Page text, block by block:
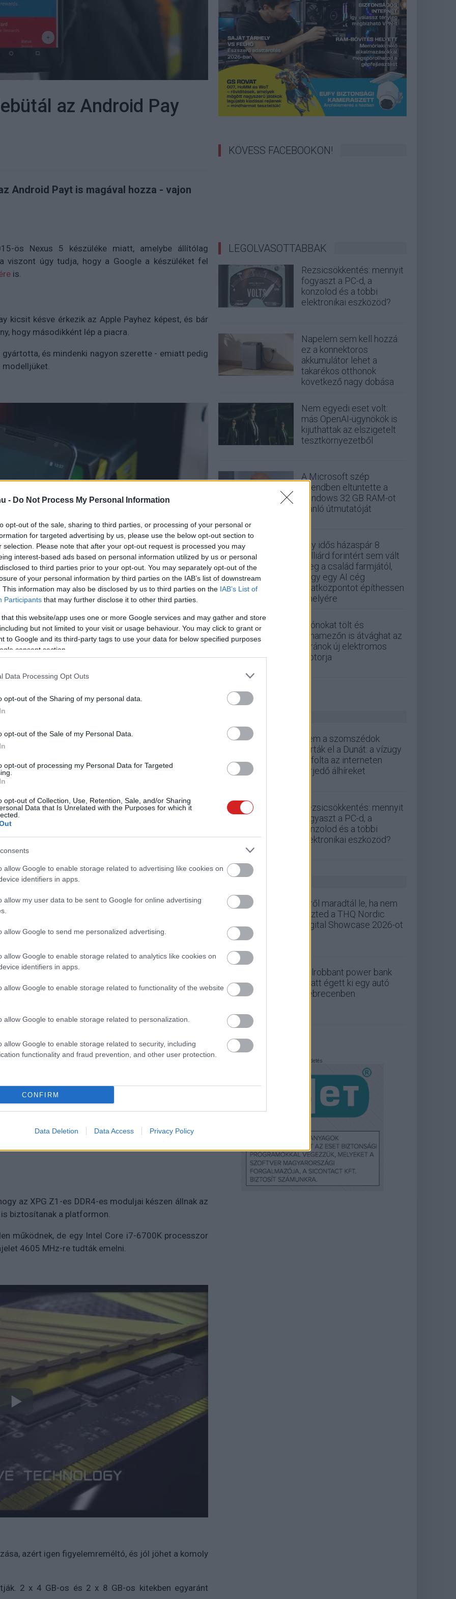
- Do Not Process My Personal Information
opt-out of the sale, sharing to third parties, or processing of your personal or
for targeted advertising by us, please use the below opt-out section to
selection. Please note that after your opt-out request is processed you may
interest-based ads based on personal information utilized by us or personal
to third parties prior to your opt-out. You may separately opt-out of the
of your personal information by third parties on the IAB’s list of downstream
This information may also be disclosed by us to third parties on the IAB’s List of
Participants that may further disclose it to other third parties.
that this website/app uses one or more Google services and may gather and store
but not limited to your visit or usage behaviour. You may click to grant or
to Google and its third-party tags to use your data for below specified purposes
consent section.
Data Processing Opt Outs
opt-out of the Sharing of my personal data.
opt-out of the Sale of my Personal Data.
opt-out of processing my Personal Data for Targeted
opt-out of Collection, Use, Retention, Sale, and/or Sharing
Data that Is Unrelated with the Purposes for which it
allow Google to enable storage related to advertising like cookies on
identifiers in apps.
allow my user data to be sent to Google for online advertising
allow Google to send me personalized advertising.
allow Google to enable storage related to analytics like cookies on
identifiers in apps.
allow Google to enable storage related to functionality of the website
allow Google to enable storage related to personalization.
allow Google to enable storage related to security, including
functionality and fraud prevention, and other user protection.
CONFIRM
Data Deletion Data Access Privacy Policy
az Android Pay
Android Payt is magával hozza - vajon
ös Nexus 5 készüléke miatt, amelybe állítólag
viszont úgy tudja, hogy a Google a készüléket fel
is.
kicsit késve érkezik az Apple Payhez képest, és bár
hogy másodikként lép a piacra.
és mindenki nagyon szerette - emiatt pedig
modelljüket.
LG-t az új Nexushoz, mert a gyártó nagyon képben
hallani, hogy a Nexus 5 alapja nem az LG G4 lesz,
balatoni kardioösvény (X)
az Adata memóriái
es memóriákat.
Skylake processzoroknak hála a DDR4-es
az XPG Z1-es DDR4-es moduljai készen állnak az
biztosítanak a platformon.
működnek, de egy Intel Core i7-6700K processzor
4605 MHz-re tudták emelni.
azért igen figyelemreméltó, és jól jöhet a komoly
2 x 4 GB-os és 2 x 8 GB-os kitekben egyaránt
KÖVESS FACEBOOKON!
LEGOLVASOTTABBAK
Rezsicsökkentés: mennyit
fogyaszt a PC-d, a
konzolod és a többi
elektronikai eszközöd?
Napelem sem kell hozzá:
ez a konnektoros
akkumulátor lehet a
takarékos otthonok
következő nagy dobása
Nem egyedi eset volt:
más OpenAI-ügynökök is
kijuthattak az elszigetelt
tesztkörnyezetből
A Microsoft szép
csendben eltüntette a
Windows 32 GB RAM-ot
ajánló útmutatóját
Egy idős házaspár 8
milliárd forintért sem vált
meg a család farmjától,
hogy egy AI cég
adatközpontot építhessen
a helyére
Drónokat tölt és
aknamezőn is átvághat az
ukránok új elektromos
motorja
Nem a szomszédok
zárták el a Dunát: a vízügy
cáfolta az interneten
terjedő álhíreket
Rezsicsökkentés: mennyit
fogyaszt a PC-d, a
konzolod és a többi
elektronikai eszközöd?
Erről maradtál le, ha nem
nézted a THQ Nordic
Digital Showcase 2026-ot
Felrobbant power bank
miatt égett ki egy autó
Debrecenben
Hirdetés